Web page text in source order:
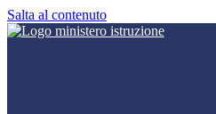
Salta al contenuto